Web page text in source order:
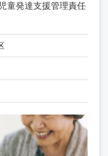
童発達支援管理責任